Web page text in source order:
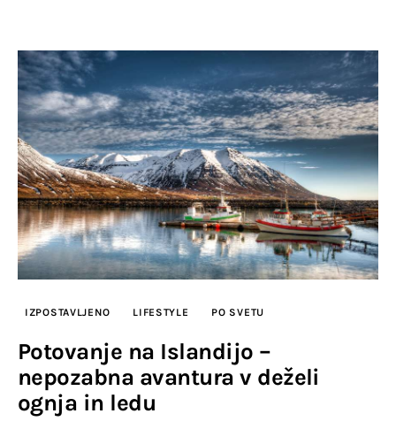
IZPOSTAVLJENO LIFESTYLE PO SVETU
Potovanje na Islandijo –
nepozabna avantura v deželi
ognja in ledu